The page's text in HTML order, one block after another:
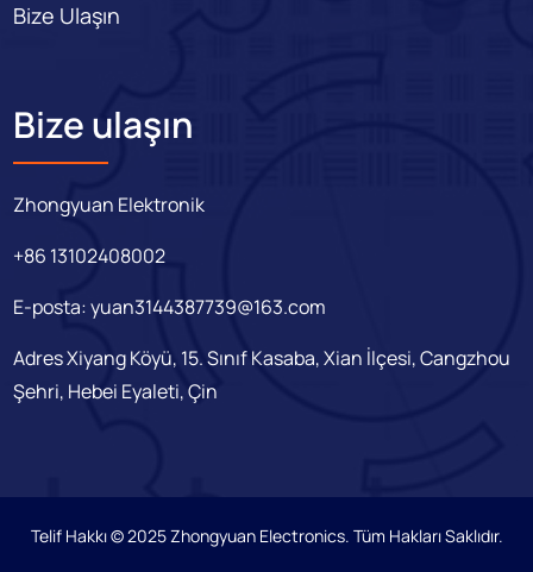
Bize Ulaşın
Bize ulaşın
Zhongyuan Elektronik
+86 13102408002
E-posta:yuan3144387739@163.com
Adres Xiyang Köyü, 15. Sınıf Kasaba, Xian İlçesi, Cangzhou
Şehri, Hebei Eyaleti, Çin
Telif Hakkı © 2025 Zhongyuan Electronics. Tüm Hakları Saklıdır.